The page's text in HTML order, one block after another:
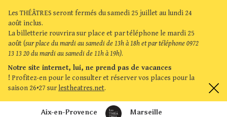
Les THÉÂTRES seront fermés du samedi 25 juillet au lundi 24
août inclus.
La billetterie rouvrira sur place et par téléphone le mardi 25
août (sur place du mardi au samedi de 13h à 18h et par téléphone 0972
13 13 20 du mardi au samedi de 11h à 19h).
Notre site internet, lui, ne prend pas de vacances
! Profitez-en pour le consulter et réserver vos places pour la
saison 26•27 sur lestheatres.net.
Marseille
Aix-en-Provence